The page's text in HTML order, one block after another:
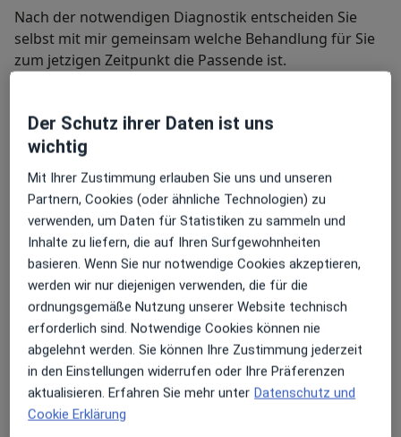
Nach der notwendigen Diagnostik entscheiden Sie
selbst mit mir gemeinsam welche Behandlung für Sie
zum jetzigen Zeitpunkt die Passende ist.
Traditionelle Chinesische Medizin
Was ist Traditionelle Chinesische Medizin?
Die Traditionelle Chinesische Medizin ist eine
ganzheitliche Medizin und blickt auf eine über 5.000
Jahre alte Geschichte zurück. Sie besteht aus
Akupunktur Ohrakupunktur Schröpftherapie
Kräuterheilkunde und Ernährungslehre.
In meiner Praxis behandle ich Frauen Männer und
Kinder nach den Grundsätzen der Traditionellen
Chinesischen Medizin.
Der Schutz ihrer Daten ist uns
wichtig
Mit Ihrer Zustimmung erlauben Sie uns und unseren
Partnern, Cookies (oder ähnliche Technologien) zu
verwenden, um Daten für Statistiken zu sammeln und
Inhalte zu liefern, die auf Ihren Surfgewohnheiten
basieren. Wenn Sie nur notwendige Cookies akzeptieren,
werden wir nur diejenigen verwenden, die für die
ordnungsgemäße Nutzung unserer Website technisch
erforderlich sind. Notwendige Cookies können nie
abgelehnt werden. Sie können Ihre Zustimmung jederzeit
in den Einstellungen widerrufen oder Ihre Präferenzen
aktualisieren. Erfahren Sie mehr unter Datenschutz und
Cookie Erklärung